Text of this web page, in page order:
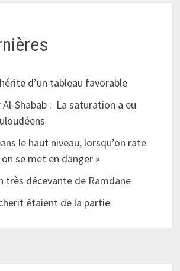
d’un tableau favorable
Shabab : La saturation a eu
le haut niveau, lorsqu’on rate
se met en danger »
très décevante de Ramdane
étaient de la partie